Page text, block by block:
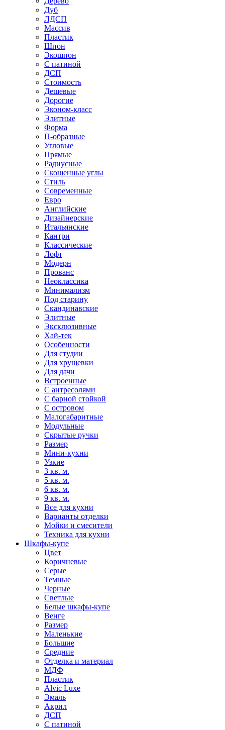
Дуб
ЛДСП
Массив
Пластик
Шпон
Экошпон
С патиной
ДСП
Стоимость
Дешевые
Дорогие
Эконом-класс
Элитные
Форма
П-образные
Угловые
Прямые
Радиусные
Скошенные углы
Стиль
Современные
Евро
Английские
Дизайнерские
Итальянские
Кантри
Классические
Лофт
Модерн
Прованс
Неоклассика
Минимализм
Под старину
Скандинавские
Элитные
Эксклюзивные
Хай-тек
Особенности
Для студии
Для хрущевки
Для дачи
Встроенные
С антресолями
С барной стойкой
С островом
Малогабаритные
Модульные
Скрытые ручки
Размер
Мини-кухни
Узкие
3 кв. м.
5 кв. м.
6 кв. м.
9 кв. м.
Все для кухни
Варианты отделки
Мойки и смесители
Техника для кухни
Шкафы-купе
Цвет
Коричневые
Серые
Темные
Черные
Светлые
Белые шкафы-купе
Венге
Размер
Маленькие
Большие
Средние
Отделка и материал
МДФ
Пластик
Alvic Luxe
Эмаль
Акрил
ДСП
С патиной